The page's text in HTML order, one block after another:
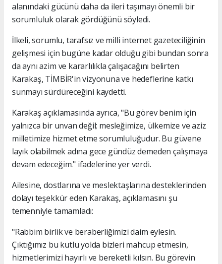
alanındaki gücünü daha da ileri taşımayı önemli bir
sorumluluk olarak gördüğünü söyledi.
İlkeli, sorumlu, tarafsız ve milli internet gazeteciliğinin
gelişmesi için bugüne kadar olduğu gibi bundan sonra
da aynı azim ve kararlılıkla çalışacağını belirten
Karakaş, TİMBİR'in vizyonuna ve hedeflerine katkı
sunmayı sürdüreceğini kaydetti.
Karakaş açıklamasında ayrıca, "Bu görev benim için
yalnızca bir unvan değil; mesleğimize, ülkemize ve aziz
milletimize hizmet etme sorumluluğudur. Bu güvene
layık olabilmek adına gece gündüz demeden çalışmaya
devam edeceğim." ifadelerine yer verdi.
Ailesine, dostlarına ve meslektaşlarına desteklerinden
dolayı teşekkür eden Karakaş, açıklamasını şu
temenniyle tamamladı:
"Rabbim birlik ve beraberliğimizi daim eylesin.
Çıktığımız bu kutlu yolda bizleri mahcup etmesin,
hizmetlerimizi hayırlı ve bereketli kılsın. Bu görevin